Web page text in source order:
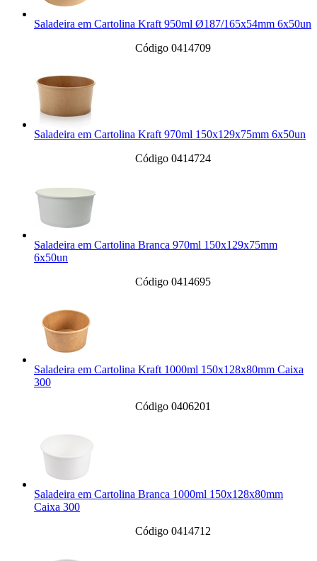
Saladeira em Cartolina Kraft 950ml Ø187/165x54mm 6x50un
Código 0414709
Saladeira em Cartolina Kraft 970ml 150x129x75mm 6x50un
Código 0414724
Saladeira em Cartolina Branca 970ml 150x129x75mm
6x50un
Código 0414695
Saladeira em Cartolina Kraft 1000ml 150x128x80mm Caixa
300
Código 0406201
Saladeira em Cartolina Branca 1000ml 150x128x80mm
Caixa 300
Código 0414712